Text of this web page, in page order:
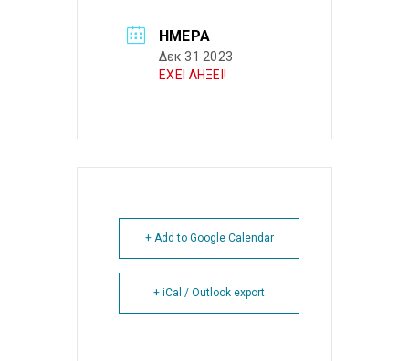
ΗΜΈΡΑ
Δεκ 31 2023
ΕΧΕΙ ΛΗΞΕΙ!
+ Add to Google Calendar
+ iCal / Outlook export